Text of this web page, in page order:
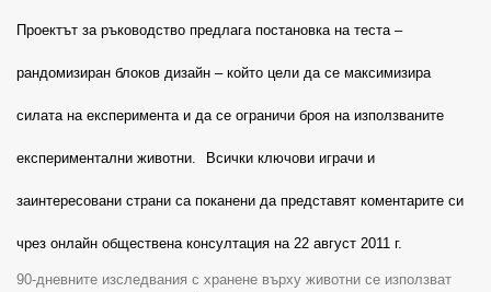
Проектът за ръководство предлага постановка на теста –
рандомизиран блоков дизайн – който цели да се максимизира
силата на експеримента и да се ограничи броя на използваните
експериментални животни. Всички ключови играчи и
заинтересовани страни са поканени да представят коментарите си
чрез онлайн обществена консултация на 22 август 2011 г.
90-дневните изследвания с хранене върху животни се използват